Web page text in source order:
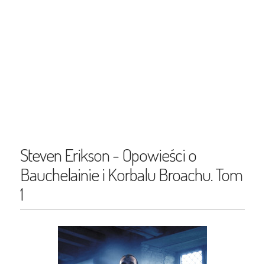
Steven Erikson - Opowieści o
Bauchelainie i Korbalu Broachu. Tom
1